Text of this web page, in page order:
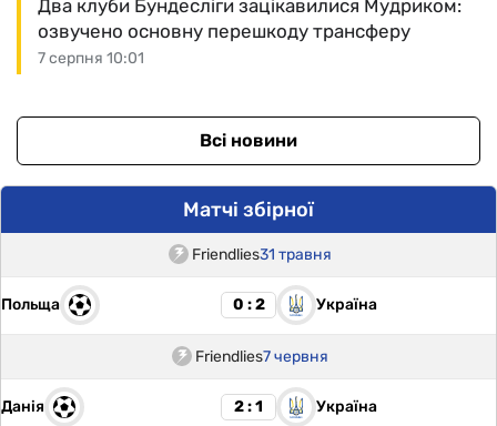
7 серпня 10:01
Два клуби Бундесліги зацікавилися Мудриком:
озвучено основну перешкоду трансферу
Всі новини
Матчі збірної
Friendlies31 травня
Польща 0 : 2 Україна
Friendlies7 червня
Данія 2 : 1 Україна